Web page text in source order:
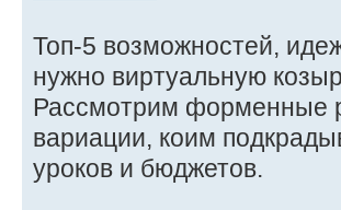
Топ-5 возможностей,
нужно виртуальную
Рассмотрим форменные
вариации, коим
уроков и бюджетов.